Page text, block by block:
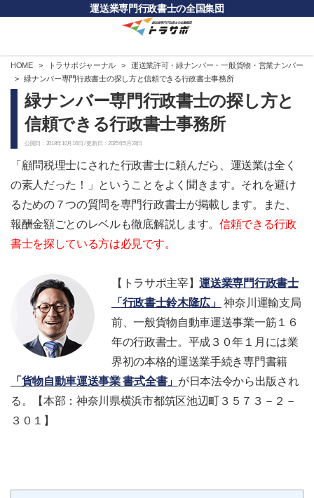
運送業専門行政書士の全国集団
HOME トラサポジャーナル
運送業許可・緑ナンバー・一般貨物・営業ナンバー
緑ナンバー専門行政書士の探し方と信頼できる行政書士事務所
緑ナンバー専門行政書士の探し方と
信頼できる行政書士事務所
公開日：2018年10月16日 / 更新日：2025年5月23日
「顧問税理士にされた行政書士に頼んだら、運送業は全く
の素人だった！」ということをよく聞きます。それを避け
るための７つの質問を専門行政書士が掲載します。また、
報酬金額ごとのレベルも徹底解説します。 信頼できる行政
書士を探している方は必見です。
【トラサポ主宰】運送業専門行政書士
「行政書士鈴木隆広」
神奈川運輸支局
前、一般貨物自動車運送事業一筋１６
年の行政書士。平成３０年１月には業
界初の本格的運送業手続き専門書籍
「貨物自動車運送事業 書式全書」 が日本法令から出版され
る。【本部：神奈川県横浜市都筑区池辺町３５７３－２－
３０１】